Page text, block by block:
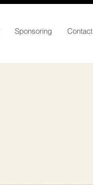
Sponsoring Contact